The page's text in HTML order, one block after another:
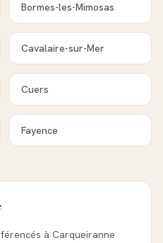
Bormes-les-Mimosas
Cavalaire-sur-Mer
Cuers
Fayence
à Carqueiranne